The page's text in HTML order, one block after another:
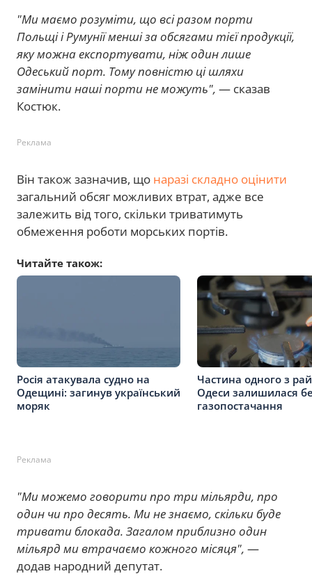
"Ми маємо розуміти, що всі разом порти
Польщі і Румунії менші за обсягами тієї продукції,
яку можна експортувати, ніж один лише
Одеський порт. Тому повністю ці шляхи
замінити наші порти не можуть", — сказав
Костюк.
Реклама
Він також зазначив, що наразі складно оцінити
загальний обсяг можливих втрат, адже все
залежить від того, скільки триватимуть
обмеження роботи морських портів.
Читайте також:
Росія атакувала судно на
Одещині: загинув український
моряк
Частина одного з
Одеси залишилася
газопостачання
Реклама
"Ми можемо говорити про три мільярди, про
один чи про десять. Ми не знаємо, скільки буде
тривати блокада. Загалом приблизно один
мільярд ми втрачаємо кожного місяця", —
додав народний депутат.